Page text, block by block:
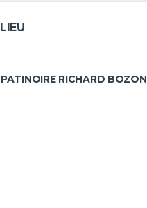
LIEU
PATINOIRE RICHARD BOZON